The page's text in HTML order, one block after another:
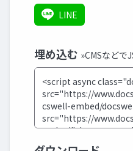
LINE
埋め込む »CMSなどで